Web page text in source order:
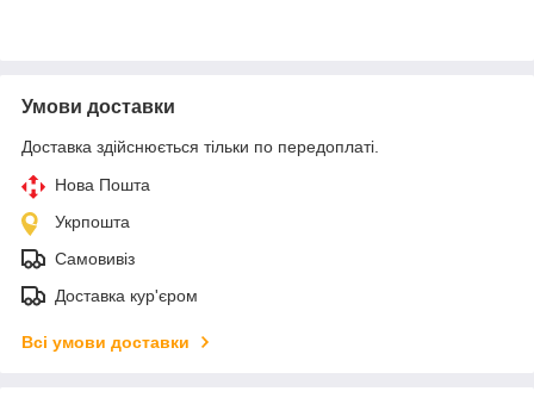
Умови доставки
Доставка здійснюється тільки по передоплаті.
Нова Пошта
Укрпошта
Самовивіз
Доставка кур'єром
Всі умови доставки